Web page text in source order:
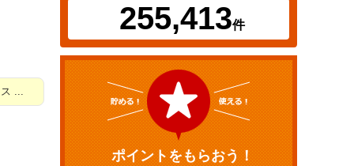
...
255,413件
ポイントをもらおう！